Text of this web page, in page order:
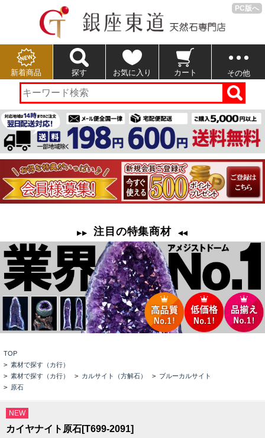
PC版へ
新着商品 探す お気に入り カート その他
TOP
> 素材で探す（カ行）
> 素材で探す（カ行） > カルサイト（方解石） > ブルーカルサイト
> 原石
NEW
カイヤナイト原石[T699-2091]